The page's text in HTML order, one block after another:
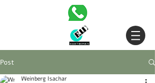
Post
Weinberg Isachar